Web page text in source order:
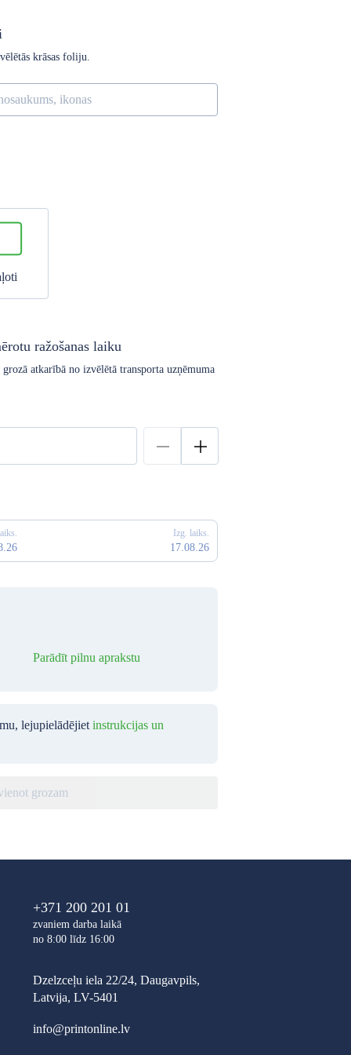
krāsas foliju.
ražošanas laiku
atkarībā no izvēlētā transporta uzņēmuma
Izg. laiks.
17.08.26
Parādīt pilnu aprakstu
lejupielādējiet instrukcijas un
grozam
+371 200 201 01
zvaniem darba laikā
no 8:00 līdz 16:00
Dzelzceļu iela 22/24, Daugavpils,
Latvija, LV-5401
info@printonline.lv